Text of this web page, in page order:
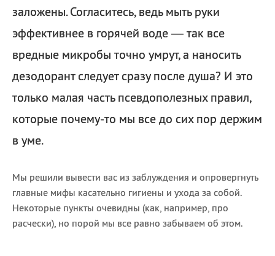
заложены. Согласитесь, ведь мыть руки
эффективнее в горячей воде — так все
вредные микробы точно умрут, а наносить
дезодорант следует сразу после душа? И это
только малая часть псевдополезных правил,
которые почему-то мы все до сих пор держим
в уме.
Мы решили вывести вас из заблуждения и опровергнуть
главные мифы касательно гигиены и ухода за собой.
Некоторые пункты очевидны (как, например, про
расчески), но порой мы все равно забываем об этом.